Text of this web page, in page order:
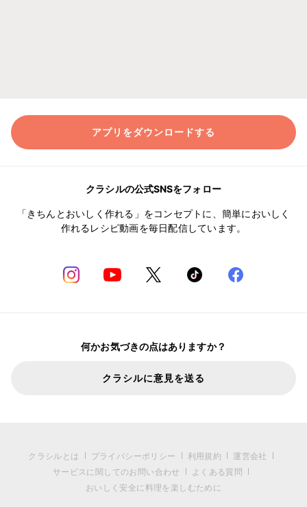
アプリをダウンロードする
クラシルの公式SNSをフォロー
「きちんとおいしく作れる」をコンセプトに、簡単においしく
作れるレシピ動画を毎日配信しています。
何かお気づきの点はありますか？
クラシルに意見を送る
クラシルとは プライバシーポリシー 利用規約
運営会社
サービスに関してのお問い合わせ
よくある質問
おいしく安全に料理を楽しむために